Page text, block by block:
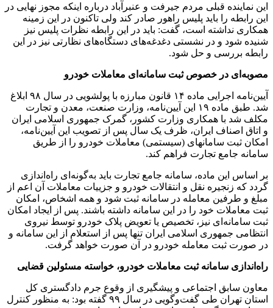
این نماینده قبلی مردم جیرفت و عنبرآباد درباره اینکه مجوز نهایی در
این رابطه را باید پلیس راهور صادر کند ولی تاکنون در این زمینه
همکاری نداشته است، گفت: باید در این رابطه نظرات پلیس نیز
شنیده شود و در نشستی دغدغه‌های دستگاه‌های نظارتی نیز در این
رابطه بررسی و حل شود.
مصوبه‌ای در خصوص ثبت سامانه‌ای معاملات خودرو
آیین‌نامه اجرایی ماده ۱۴ قانون مبارزه با پولشویی در سال ۹۸ ابلاغ
شد. طبق ماده ۱۹ این آیین‌نامه، وزارت صنعت، معدن و تجارت
مکلف شد با همکاری وزارت کشور، گمرک جمهوری اسلامی ایران
و اتاق اصناف ایران، ظرف یک سال پس از تصویب این آیین‌نامه‌،
امکان ثبت سامانه­ای (سیستمی) معاملات خودرو را از طریق
سامانه جامع تجارت فراهم کند.
بر اساس این ‌ماده، سامانه جامع تجارت باید به‌گونه‌ای راه‌اندازی
گردد که زنجیره نقل‌ و انتقالات خودرو و جزییات معاملات آن اعم از
مبلغ و طرفین معامله در سامانه ثبت شود و همه اشخاص، امکان
ثبت معاملات خود را در این سامانه داشته باشند. پس از ایجاد امکان
ثبت سامانه­‌ای نیز، تخصیص یا تعویض پلاک خودرو توسط نیروی
انتظامی جمهوری اسلامی ایران تنها پس از استعلام از این سامانه و
در صورت ثبت معامله خودرو در آن صورت خواهد گرفت.
راه‌اندازی سامانه ثبت معاملات خودرو، خواسته مسئولین قضایی
معاون سابق اجتماعی و پیشگیری از وقوع جرم دادگستری کل
استان تهران طی گفت‌وگویی در سال ۹۹ گفته بود: به منظور کنترل